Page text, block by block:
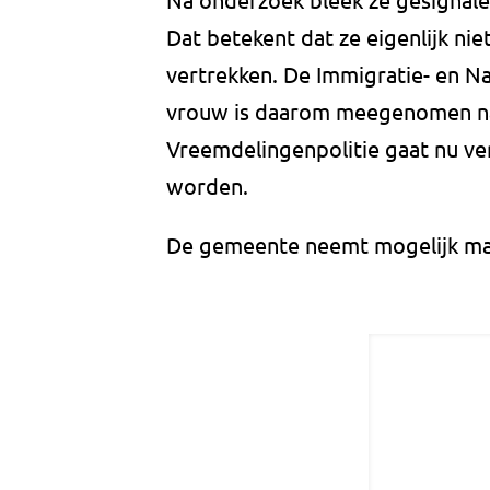
Dat betekent dat ze eigenlijk
vertrekken. De Immigratie- en
vrouw is daarom meegenomen
Vreemdelingenpolitie gaat nu
worden.
De gemeente neemt mogelijk